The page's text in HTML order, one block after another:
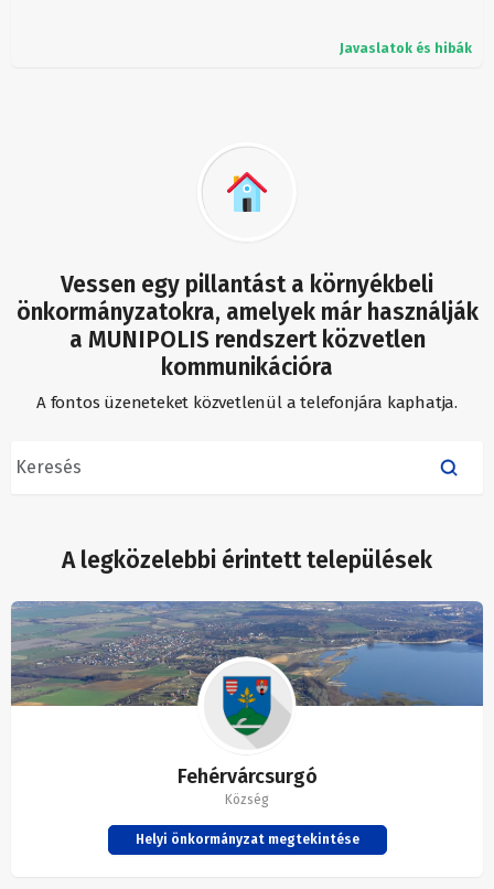
Javaslatok és hibák
Vessen egy pillantást a környékbeli
önkormányzatokra, amelyek már használják
a MUNIPOLIS rendszert közvetlen
kommunikációra
A fontos üzeneteket közvetlenül a telefonjára kaphatja.
A legközelebbi érintett települések
Fehérvárcsurgó
Község
Helyi önkormányzat megtekintése